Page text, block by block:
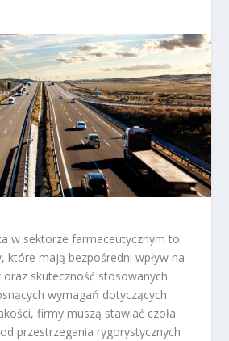
w sektorze farmaceutycznym to
które mają bezpośredni wpływ na
skuteczność stosowanych
wymagań dotyczących
firmy muszą stawiać czoła
przestrzegania rygorystycznych